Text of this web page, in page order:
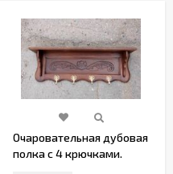
Очаровательная дубовая
полка с 4 крючками.